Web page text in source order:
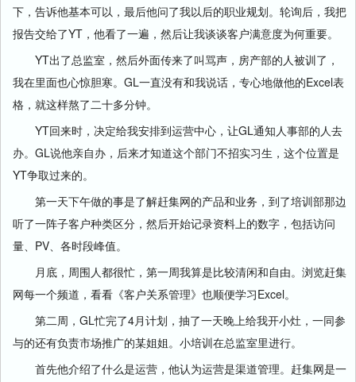
下，告诉他基本可以，最后他问了我以后的职业规划。轮询后，我把
报告交给了YT，他看了一遍，然后让我谈谈客户满意度为何重要。
YT出了总监室，然后外面传来了叫骂声，房产部的人被训了，
我在里面也心惊胆寒。GL一直没有和我说话，专心地做他的Excel表
格，就这样熬了二十多分钟。
YT回来时，决定给我安排到运营中心，让GL通知人事部的人去
办。GL说他亲自办，后来才知道这个部门不招实习生，这个位置是
YT争取过来的。
第一天下午做的事是了解赶集网的产品和业务，到了培训部那边
听了一阵子客户种类区分，然后开始记录资料上的数字，包括访问
量、PV、各时段峰值。
月底，周围人都很忙，第一周我算是比较清闲和自由。浏览赶集
网每一个频道，看看《客户关系管理》也顺便学习Excel。
第二周，GL忙完了4月计划，抽了一天晚上给我开小灶，一同参
与的还有负责市场推广的某姐姐。小培训在总监室里进行。
首先他介绍了什么是运营，他认为运营是渠道管理。赶集网是一